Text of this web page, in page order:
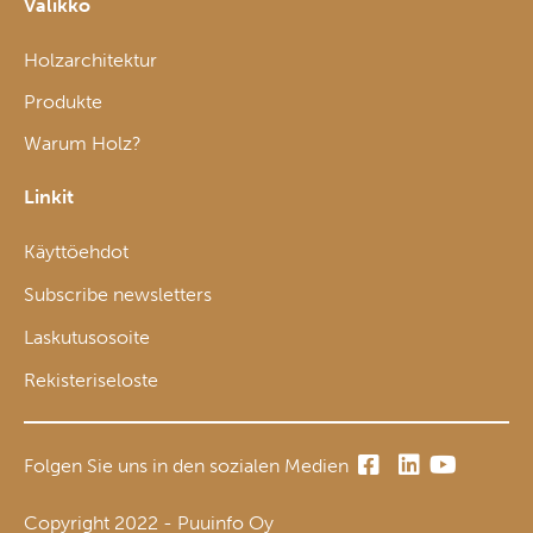
Valikko
Holzarchitektur
Produkte
Warum Holz?
Linkit
Käyttöehdot
Subscribe newsletters
Laskutusosoite
Rekisteriseloste
Folgen Sie uns in den sozialen Medien
Copyright 2022 - Puuinfo Oy